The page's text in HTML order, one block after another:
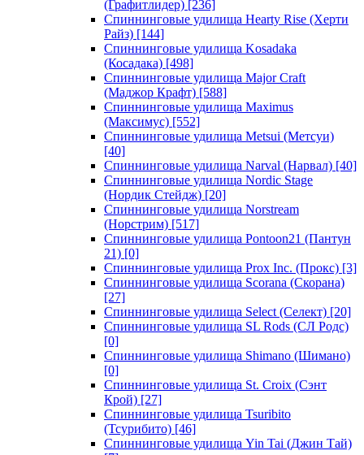
(Графитлидер) [236]
Спиннинговые удилища Hearty Rise (Херти
Райз) [144]
Спиннинговые удилища Kosadaka
(Косадака) [498]
Спиннинговые удилища Major Craft
(Маджор Крафт) [588]
Спиннинговые удилища Maximus
(Максимус) [552]
Спиннинговые удилища Metsui (Метсуи)
[40]
Спиннинговые удилища Narval (Нарвал) [40]
Спиннинговые удилища Nordic Stage
(Нордик Стейдж) [20]
Спиннинговые удилища Norstream
(Норстрим) [517]
Спиннинговые удилища Pontoon21 (Пантун
21) [0]
Спиннинговые удилища Prox Inc. (Прокс) [3]
Спиннинговые удилища Scorana (Скорана)
[27]
Спиннинговые удилища Select (Селект) [20]
Спиннинговые удилища SL Rods (СЛ Родс)
[0]
Спиннинговые удилища Shimano (Шимано)
[0]
Спиннинговые удилища St. Croix (Сэнт
Крой) [27]
Спиннинговые удилища Tsuribito
(Тсурибито) [46]
Спиннинговые удилища Yin Tai (Джин Тай)